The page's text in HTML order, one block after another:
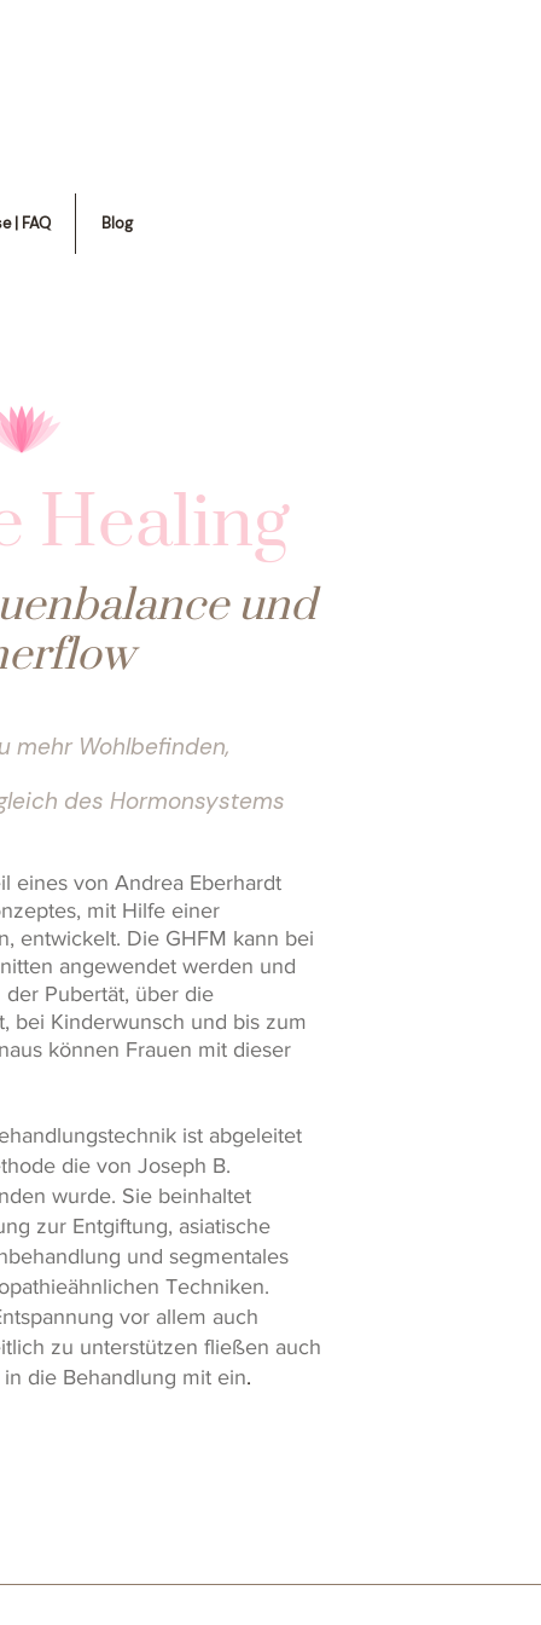
| FAQ Blog
Healing
und
mehr Wohlbefinden,
des Hormonsystems
eines von Andrea Eberhardt
mit Hilfe einer
entwickelt. Die GHFM kann bei
angewendet werden und
Pubertät, über die
bei Kinderwunsch und bis zum
können Frauen mit dieser
ist abgeleitet
die von Joseph B.
wurde. Sie beinhaltet
zur Entgiftung, asiatische
und segmentales
Techniken.
vor allem auch
zu unterstützen fließen auch
die Behandlung mit ein.